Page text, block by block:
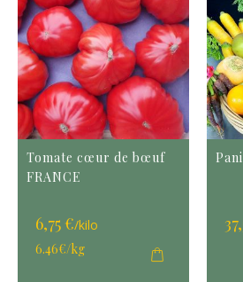
Tomate cœur de bœuf
FRANCE
6,75 €/kilo
6.46€/kg